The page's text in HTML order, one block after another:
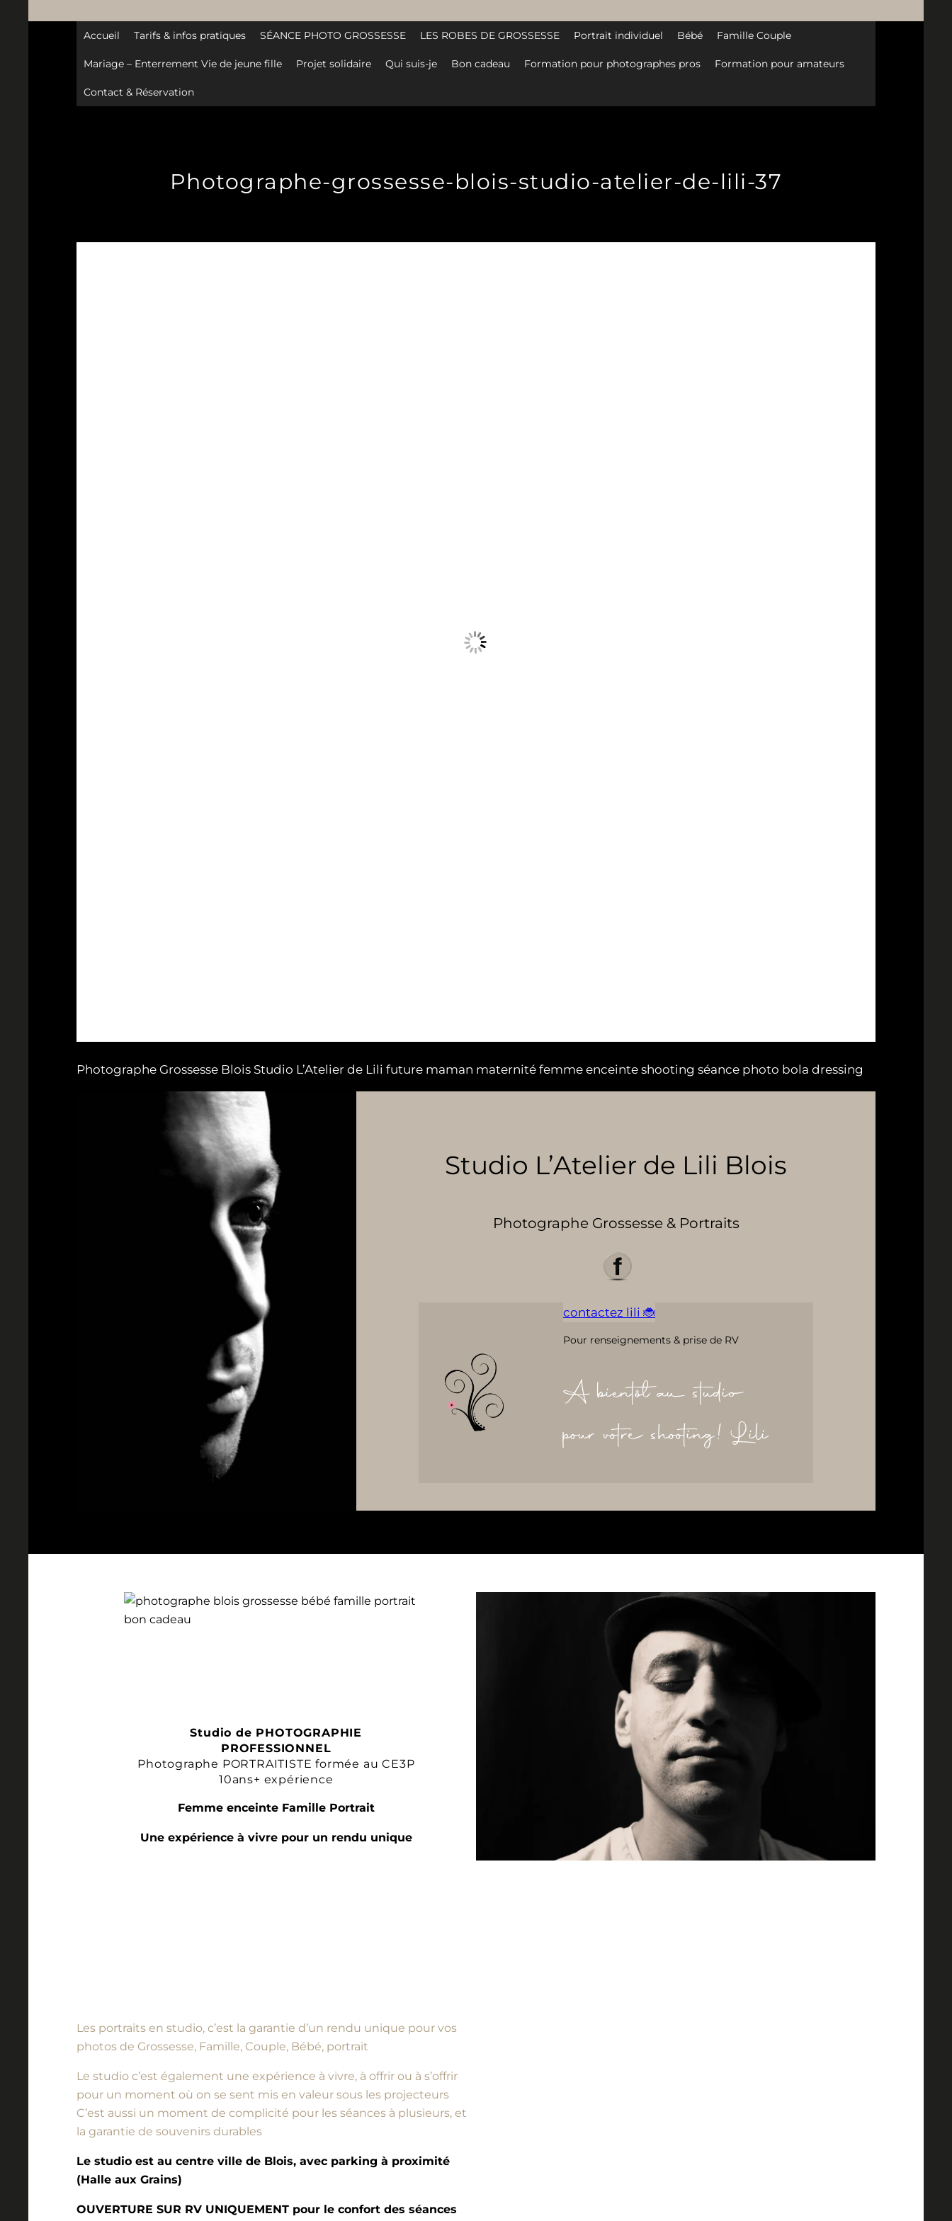
Accueil Tarifs & infos pratiques SÉANCE PHOTO GROSSESSE LES ROBES DE GROSSESSE Portrait individuel Bébé Famille Couple
Mariage – Enterrement Vie de jeune fille Projet solidaire Qui suis-je Bon cadeau Formation pour photographes pros Formation pour amateurs
Contact & Réservation
Photographe-grossesse-blois-studio-atelier-de-lili-37
Photographe Grossesse Blois Studio L’Atelier de Lili future maman maternité femme enceinte shooting séance photo bola dressing
Studio L’Atelier de Lili Blois
Photographe Grossesse & Portraits
contactez lili 🐞
Pour renseignements & prise de RV
A bientôt au studio
pour votre shooting! Lili
Studio de PHOTOGRAPHIE
PROFESSIONNEL
Photographe PORTRAITISTE formée au CE3P
10ans+ expérience
Femme enceinte Famille Portrait
Une expérience à vivre pour un rendu unique
Les portraits en studio, c’est la garantie d’un rendu unique pour vos
photos de Grossesse, Famille, Couple, Bébé, portrait
Le studio c’est également une expérience à vivre, à offrir ou à s’offrir
pour un moment où on se sent mis en valeur sous les projecteurs
C’est aussi un moment de complicité pour les séances à plusieurs, et
la garantie de souvenirs durables
Le studio est au centre ville de Blois, avec parking à proximité
(Halle aux Grains)
OUVERTURE SUR RV UNIQUEMENT pour le confort des séances